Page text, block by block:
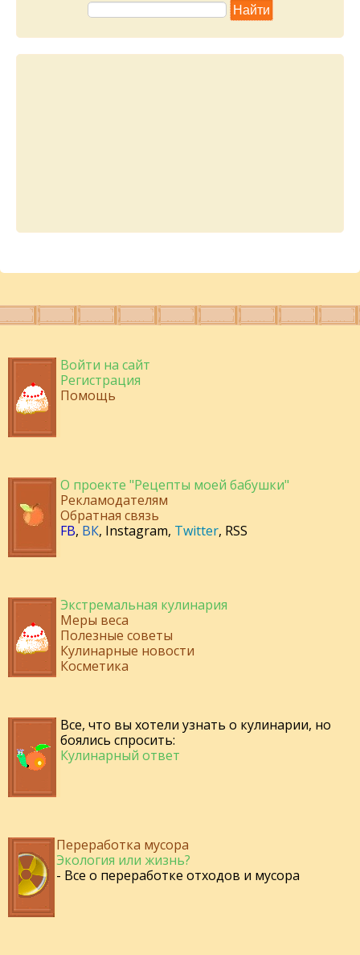
Войти на сайт
Регистрация
Помощь
О проекте "Рецепты моей бабушки"
Рекламодателям
Обратная связь
FB, ВК, Instagram, Twitter, RSS
Экстремальная кулинария
Меры веса
Полезные советы
Кулинарные новости
Косметика
Все, что вы хотели узнать о кулинарии, но
боялись спросить:
Кулинарный ответ
Переработка мусора
Экология или жизнь?
- Все о переработке отходов и мусора